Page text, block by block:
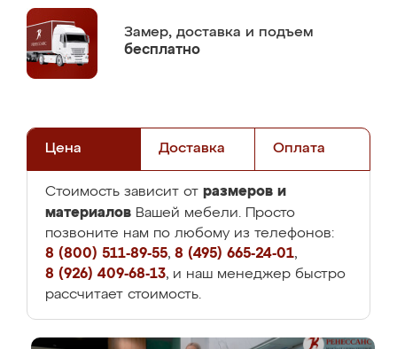
Замер, доставка и подъем
бесплатно
Цена Доставка Оплата
Стоимость зависит от размеров и
материалов Вашей мебели. Просто
позвоните нам по любому из телефонов:
8 (800) 511-89-55, 8 (495) 665-24-01,
8 (926) 409-68-13, и наш менеджер быстро
рассчитает стоимость.